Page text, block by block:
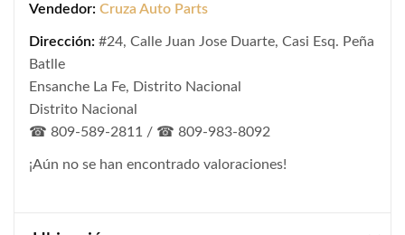
Vendedor: Cruza Auto Parts
Dirección: #24, Calle Juan Jose Duarte, Casi Esq. Peña
Batlle
Ensanche La Fe, Distrito Nacional
Distrito Nacional
☎ 809-589-2811 / ☎ 809-983-8092
¡Aún no se han encontrado valoraciones!